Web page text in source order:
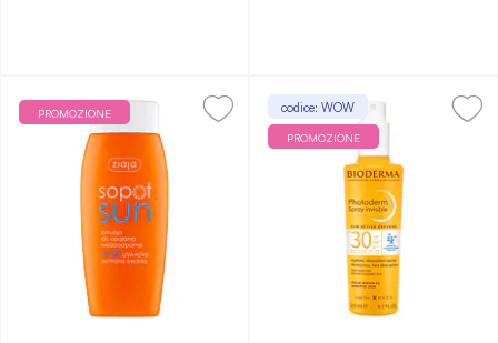
PROMOZIONE codice: WOW
PROMOZIONE